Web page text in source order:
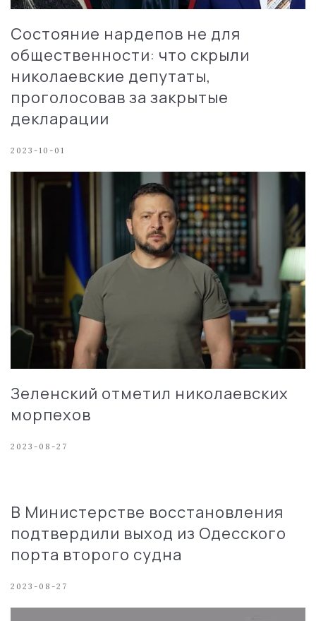
Состояние нардепов не для
общественности: что скрыли
николаевские депутаты,
проголосовав за закрытые
декларации
2023-10-01
Зеленский отметил николаевских
морпехов
2023-08-27
В Министерстве восстановления
подтвердили выход из Одесского
порта второго судна
2023-08-27